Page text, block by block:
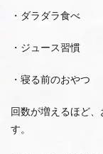
・ダラダラ食べ
・ジュース習慣
・寝る前のおやつ
回数が増えるほど
す。